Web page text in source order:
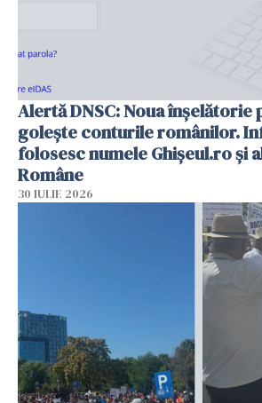
Alertă DNSC: Noua înșelătorie
golește conturile românilor.
folosesc numele Ghișeul.ro și
Române
30 IULIE 2026